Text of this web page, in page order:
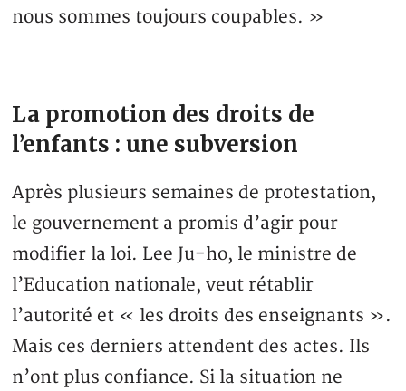
nous sommes toujours coupables. »
La promotion des droits de
l’enfants : une subversion
Après plusieurs semaines de protestation,
le gouvernement a promis d’agir pour
modifier la loi. Lee Ju-ho, le ministre de
l’Education nationale, veut rétablir
l’autorité et « les droits des enseignants ».
Mais ces derniers attendent des actes. Ils
n’ont plus confiance. Si la situation ne